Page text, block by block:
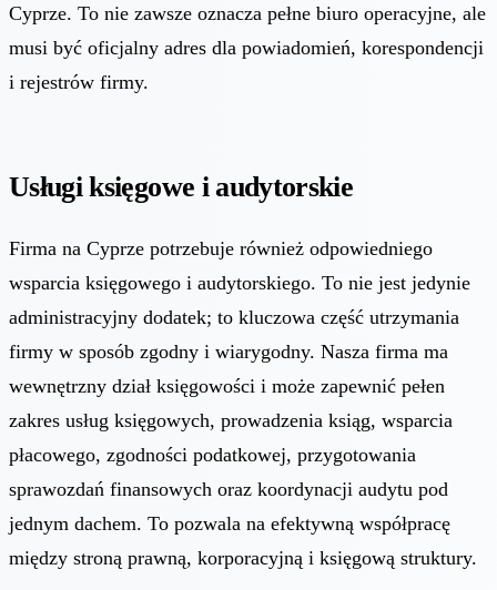
Cyprze. To nie zawsze oznacza pełne biuro operacyjne, ale
musi być oficjalny adres dla powiadomień, korespondencji
i rejestrów firmy.
Usługi księgowe i audytorskie
Firma na Cyprze potrzebuje również odpowiedniego
wsparcia księgowego i audytorskiego. To nie jest jedynie
administracyjny dodatek; to kluczowa część utrzymania
firmy w sposób zgodny i wiarygodny. Nasza firma ma
wewnętrzny dział księgowości i może zapewnić pełen
zakres usług księgowych, prowadzenia ksiąg, wsparcia
płacowego, zgodności podatkowej, przygotowania
sprawozdań finansowych oraz koordynacji audytu pod
jednym dachem. To pozwala na efektywną współpracę
między stroną prawną, korporacyjną i księgową struktury.